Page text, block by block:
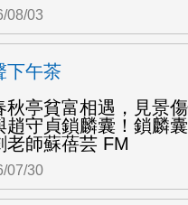
08/03
下午茶
秋亭貧富相遇，見景
趙守貞鎖麟囊！鎖麟
老師蘇蓓芸 FM
07/30